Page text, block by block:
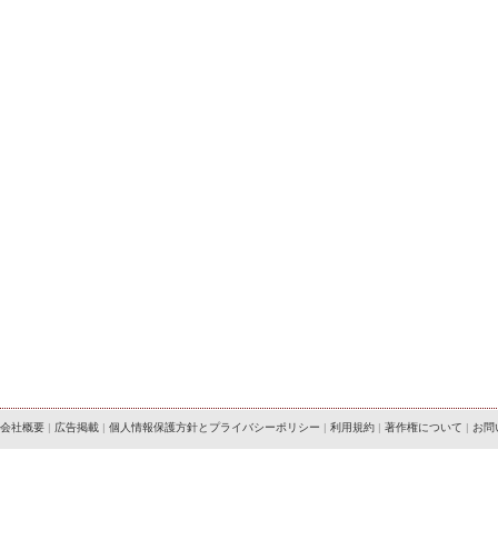
会社概要 | 広告掲載 | 個人情報保護方針とプライバシーポリシー | 利用規約 | 著作権について | お問